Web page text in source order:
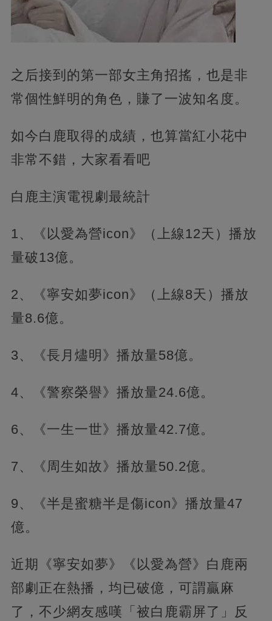
之后接到的第一部女主角招搖，也是非
常個性鮮明的角色，賺了一波知名度。
如今白鹿取得的成績，也算當紅小花中
非常不錯，大家看看吧
白鹿主演電視劇最統計
1、《以愛為營icon》（上線12天）播放
量破13億。
2、《寧安如夢icon》（上線8天）播放
量8.6億。
3、《長月燼明》播放量58億。
4、《警察榮譽》播放量24.6億。
6、《一生一世》播放量42.7億。
7、《周生如故》播放量50.2億。
9、《半是蜜糖半是傷icon》播放量47
億。
近期《寧安如夢》《以愛為營》白鹿兩
部劇正在熱播，均已破億，可謂贏麻
了，不少網友感嘆「被白鹿霸屏了」反